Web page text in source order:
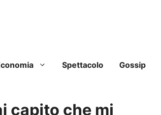
Spettacolo Gossip
capito che mi